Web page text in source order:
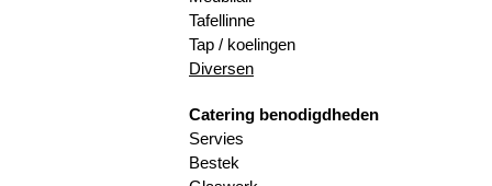
Tafellinne
Tap / koelingen
Diversen
Catering benodigdheden
Servies
Bestek